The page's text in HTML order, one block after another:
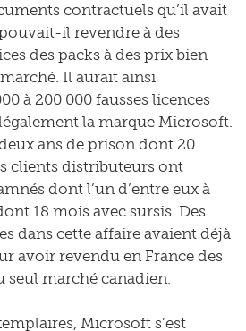
contractuels qu’il avait
il revendre à des
des packs à des prix bien
Il aurait ainsi
à 200 000 fausses licences
la marque Microsoft.
ans de prison dont 20
clients distributeurs ont
dont l’un d’entre eux à
18 mois avec sursis. Des
dans cette affaire avaient déjà
avoir revendu en France des
seul marché canadien.
Microsoft s’est